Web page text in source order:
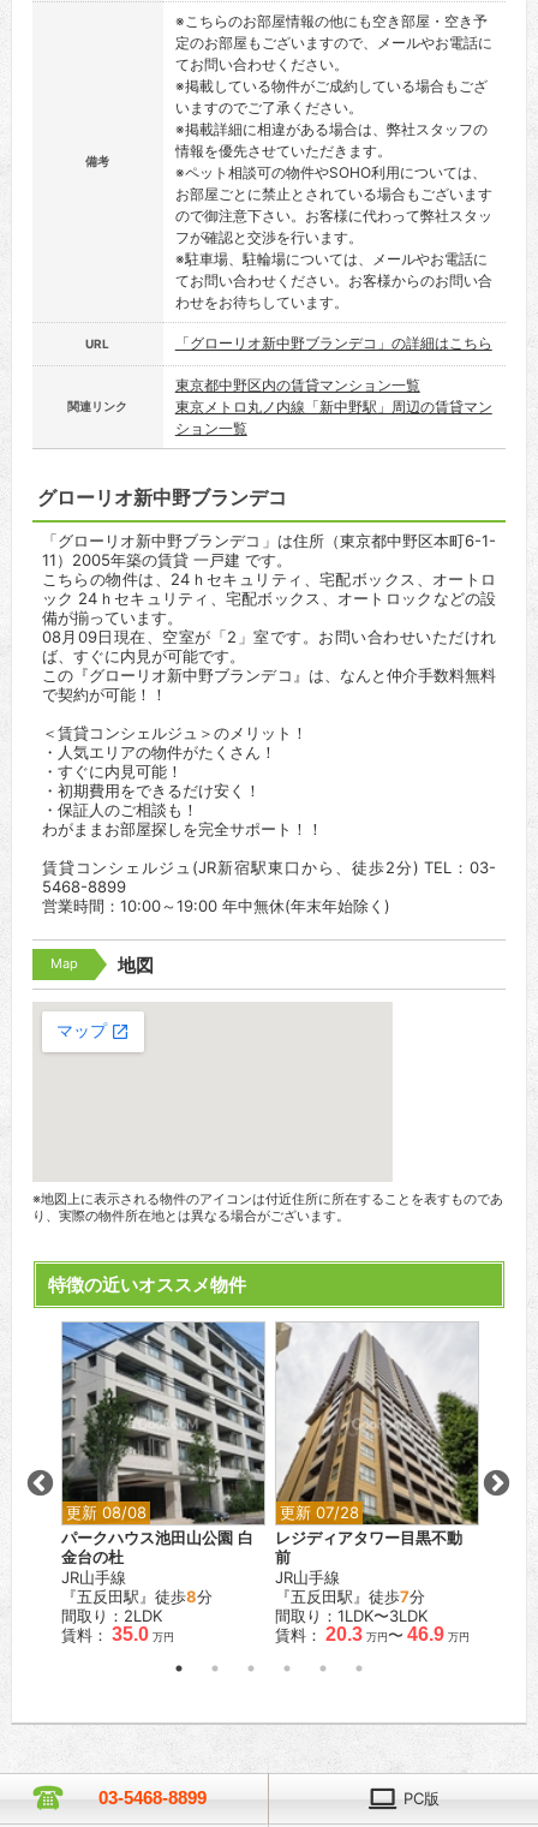
備考
※こちらのお部屋情報の他にも空き部屋・空き予
定のお部屋もございますので、メールやお電話に
てお問い合わせください。
※掲載している物件がご成約している場合もござ
いますのでご了承ください。
※掲載詳細に相違がある場合は、弊社スタッフの
情報を優先させていただきます。
※ペット相談可の物件やSOHO利用については、
お部屋ごとに禁止とされている場合もございます
ので御注意下さい。お客様に代わって弊社スタッ
フが確認と交渉を行います。
※駐車場、駐輪場については、メールやお電話に
てお問い合わせください。お客様からのお問い合
わせをお待ちしています。
URL 「グローリオ新中野ブランデコ」の詳細はこちら
関連リンク
東京都中野区内の賃貸マンション一覧
東京メトロ丸ノ内線「新中野駅」周辺の賃貸マン
ション一覧
グローリオ新中野ブランデコ
「グローリオ新中野ブランデコ」は住所（東京都中野区本町6-1-
11）2005年築の賃貸 一戸建 です。
こちらの物件は、24ｈセキュリティ、宅配ボックス、オートロ
ック 24ｈセキュリティ、宅配ボックス、オートロックなどの設
備が揃っています。
08月09日現在、空室が「2」室です。お問い合わせいただけれ
ば、すぐに内見が可能です。
この『グローリオ新中野ブランデコ』は、なんと仲介手数料無料
で契約が可能！！
＜賃貸コンシェルジュ＞のメリット！
・人気エリアの物件がたくさん！
・すぐに内見可能！
・初期費用をできるだけ安く！
・保証人のご相談も！
わがままお部屋探しを完全サポート！！
賃貸コンシェルジュ(JR新宿駅東口から、徒歩2分) TEL：03-
5468-8899
営業時間：10:00～19:00 年中無休(年末年始除く)
Map 地図
※地図上に表示される物件のアイコンは付近住所に所在することを表すものであ
り、実際の物件所在地とは異なる場合がございます。
特徴の近いオススメ物件
更新 08/08
パークハウス池田山公園 白
金台の杜
JR山手線
『五反田駅』徒歩8分
間取り：2LDK
賃料： 35.0 万円
更新 07/28
レジディアタワー目黒不動
前
JR山手線
『五反田駅』徒歩7分
間取り：1LDK〜3LDK
賃料： 20.3 万円〜 46.9 万円
03-5468-8899 PC版